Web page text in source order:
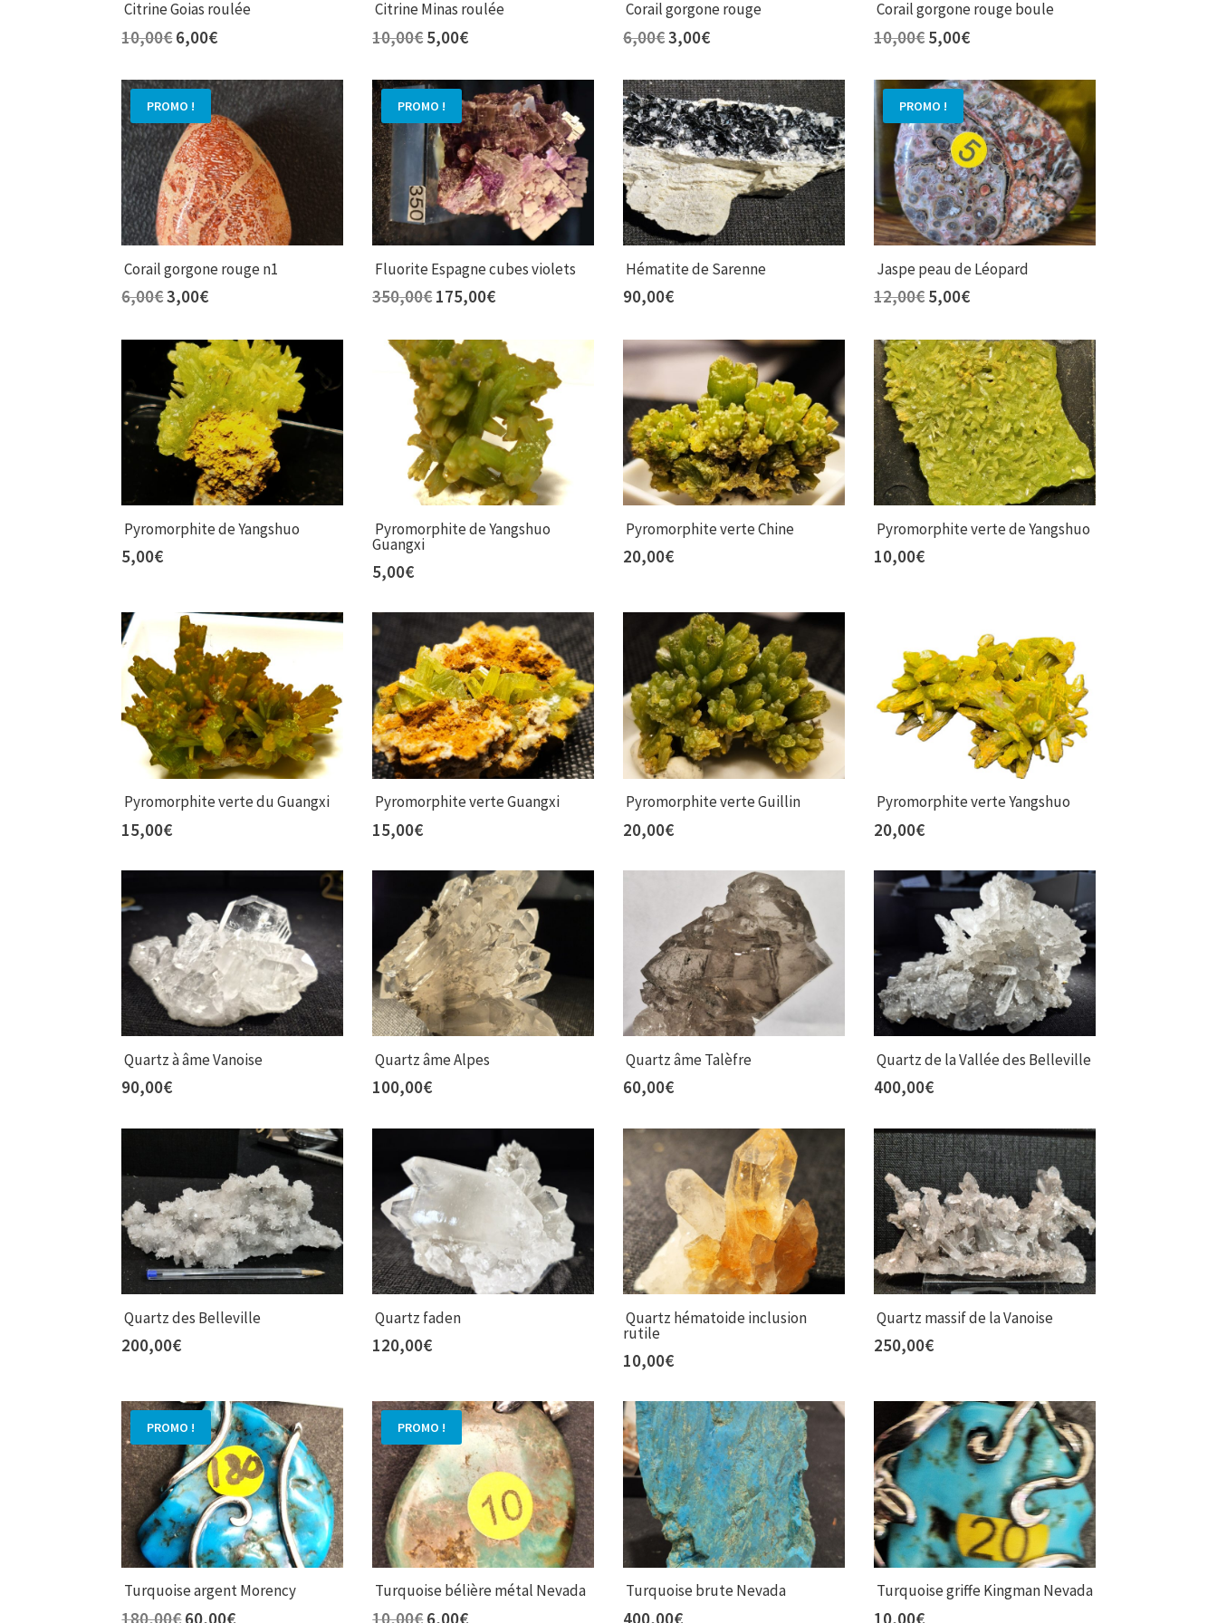
Citrine Goias roulée
10,00€Le
initial
était :
10,00€.
6,00€Le
actuel
est :
6,00€.
Citrine Minas roulée
10,00€Le
initial
était :
10,00€.
5,00€Le
actuel
est :
5,00€.
Corail gorgone rouge
6,00€Le
initial
était :
6,00€.
3,00€Le
actuel
est :
3,00€.
Corail gorgone rouge boule
10,00€ Le
initial
était :
10,00€.
5,00€Le
actuel
est :
5,00€.
PROMO !
Corail gorgone rouge n1
6,00€Le
initial
était :
6,00€.
3,00€Le
actuel
est :
3,00€.
PROMO !
Fluorite Espagne cubes violets
350,00€Le
initial
était :
350,00€.
175,00€Le
actuel
est :
175,00€.
Hématite de Sarenne
90,00€
PROMO !
Jaspe peau de Léopard
12,00€ Le
initial
était :
12,00€.
5,00€Le
actuel
est :
5,00€.
Pyromorphite de Yangshuo
5,00€
Pyromorphite de Yangshuo
Guangxi
5,00€
Pyromorphite verte Chine
20,00€
Pyromorphite verte de Yangshuo
10,00€
Pyromorphite verte du Guangxi
15,00€
Pyromorphite verte Guangxi
15,00€
Pyromorphite verte Guillin
20,00€
Pyromorphite verte Yangshuo
20,00€
Quartz à âme Vanoise
90,00€
Quartz âme Alpes
100,00€
Quartz âme Talèfre
60,00€
Quartz de la Vallée des Belleville
400,00€
Quartz des Belleville
200,00€
Quartz faden
120,00€
Quartz hématoide inclusion
rutile
10,00€
Quartz massif de la Vanoise
250,00€
PROMO !
Turquoise argent Morency
180,00€Le
60,00€Le
PROMO !
Turquoise bélière métal Nevada
10,00€Le
6,00€Le
Turquoise brute Nevada
400,00€
Turquoise griffe Kingman Nevada
10,00€